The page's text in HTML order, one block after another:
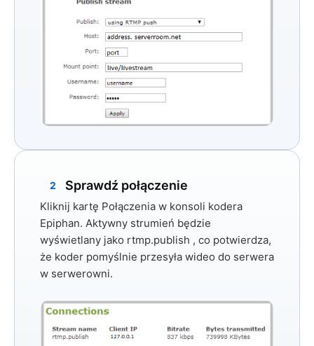
2 Sprawdź połączenie
Kliknij kartę Połączenia w konsoli kodera
Epiphan. Aktywny strumień będzie
wyświetlany jako rtmp.publish , co potwierdza,
że ​​koder pomyślnie przesyła wideo do serwera
w serwerowni.